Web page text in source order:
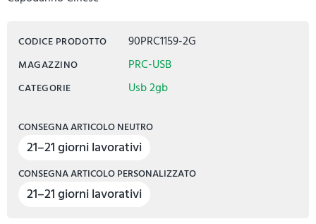
CODICE PRODOTTO 90PRC1159-2G
MAGAZZINO PRC-USB
CATEGORIE Usb 2gb
CONSEGNA ARTICOLO NEUTRO
21–21 giorni lavorativi
CONSEGNA ARTICOLO PERSONALIZZATO
21–21 giorni lavorativi